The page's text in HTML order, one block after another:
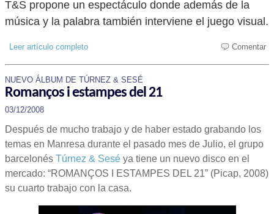
T&S propone un espectáculo donde además de la
música y la palabra también interviene el juego visual.
Leer artículo completo Comentar
NUEVO ÁLBUM DE TÚRNEZ & SESÉ
Romanços i estampes del 21
03/12/2008
Después de mucho trabajo y de haber estado grabando los
temas en Manresa durante el pasado mes de Julio, el grupo
barcelonés Túrnez & Sesé ya tiene un nuevo disco en el
mercado: “ROMANÇOS I ESTAMPES DEL 21” (Picap, 2008)
su cuarto trabajo con la casa.